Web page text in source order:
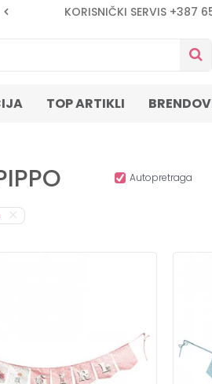
KORISNIČKI SERVIS +387
TOP ARTIKLI
Autopretraga